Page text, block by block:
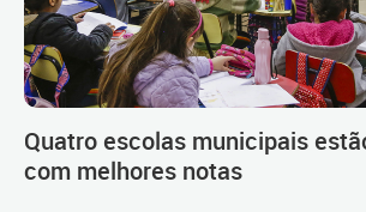
Quatro escolas municipais
com melhores notas